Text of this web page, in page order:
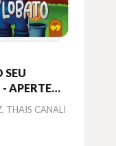
SEU
APERTE
THAIS CANALI